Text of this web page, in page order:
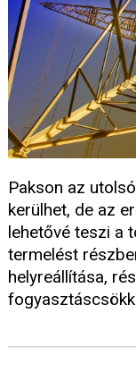
Pakson az
kerülhet, de az
lehetővé teszi a
termelést
helyreállítása,